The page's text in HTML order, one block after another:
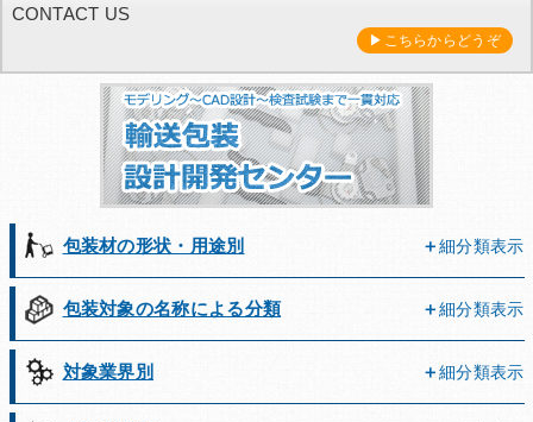
CONTACT US
▶こちらからどうぞ
包装材の形状・用途別 細分類表示
包装対象の名称による分類 細分類表示
対象業界別 細分類表示